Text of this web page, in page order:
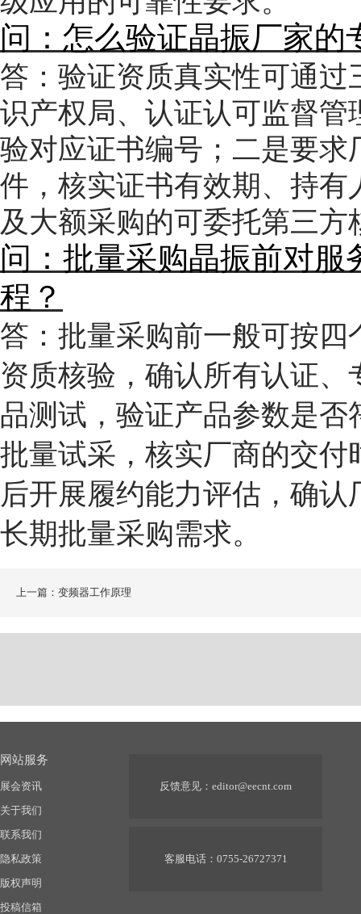
问：怎么验证晶振厂家
答：验证资质真实性可通
识产权局、认证认可监督
验对应证书编号；二是要
件，核实证书有效期、持
及大额采购的可委托第三
问：批量采购晶振前对
程？
答：批量采购前一般可按
资质核验，确认所有认证
品测试，验证产品参数是
批量试采，核实厂商的交
后开展履约能力评估，确
长期批量采购需求。
上一篇：变频器工作原理
网站服务
展会资讯
关于我们
联系我们
隐私政策
版权声明
投稿信箱
反馈意见： editor@eecnt.com
客服电话：0755-26727371